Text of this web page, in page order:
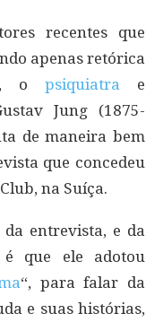
recentes que
apenas retórica
opsiquiatra
e
Jung (1875-
de maneira bem
que concedeu
na Suíça.
da entrevista, e da
que ele adotou
“, para falar da
e suas histórias,